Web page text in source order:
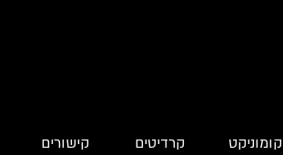
קומוניקט קרדיטים קישורים